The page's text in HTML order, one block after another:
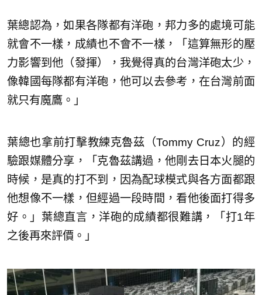
葉總認為，如果各隊都有洋砲，邦力多的處境可能
就會不一樣，成績也不會不一樣，「這算無形的壓
力影響到他（發揮），我覺得真的台灣洋砲太少，
像韓國每隊都有洋砲，他可以去參考，在台灣前面
就只有魔鷹。」
葉總也拿前打擊教練克魯茲（Tommy Cruz）的經
驗跟媒體分享，「克魯茲講過，他剛去日本火腿的
時候，是真的打不到，因為配球模式與各方面都跟
他想像不一樣，但經過一段時間，看他後面打得多
好。」葉總直言，洋砲的成績都很難講，「打1年
之後再來評價。」